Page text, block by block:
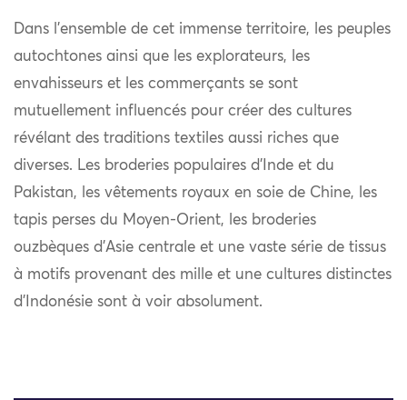
Dans l’ensemble de cet immense territoire, les peuples
autochtones ainsi que les explorateurs, les
envahisseurs et les commerçants se sont
mutuellement influencés pour créer des cultures
révélant des traditions textiles aussi riches que
diverses. Les broderies populaires d’Inde et du
Pakistan, les vêtements royaux en soie de Chine, les
tapis perses du Moyen-Orient, les broderies
ouzbèques d’Asie centrale et une vaste série de tissus
à motifs provenant des mille et une cultures distinctes
d’Indonésie sont à voir absolument.